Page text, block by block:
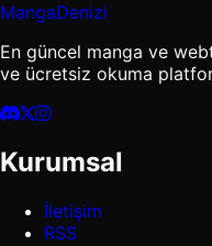
MangaDenizi
En güncel manga ve
ve ücretsiz okuma
Kurumsal
İletişim
RSS